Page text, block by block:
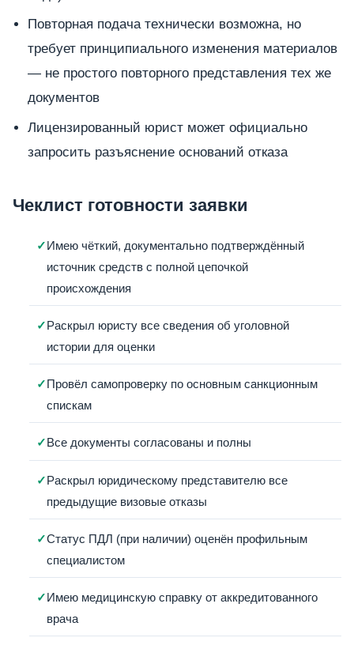
Повторная подача технически возможна, но
требует принципиального изменения материалов
— не простого повторного представления тех же
документов
Лицензированный юрист может официально
запросить разъяснение оснований отказа
Чеклист готовности заявки
Имею чёткий, документально подтверждённый
источник средств с полной цепочкой
происхождения
Раскрыл юристу все сведения об уголовной
истории для оценки
Провёл самопроверку по основным санкционным
спискам
Все документы согласованы и полны
Раскрыл юридическому представителю все
предыдущие визовые отказы
Статус ПДЛ (при наличии) оценён профильным
специалистом
Имею медицинскую справку от аккредитованного
врача